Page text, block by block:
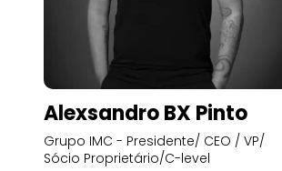
Alexsandro BX Pinto
Grupo IMC - Presidente/ CEO / VP/
Sócio Proprietário/C-level